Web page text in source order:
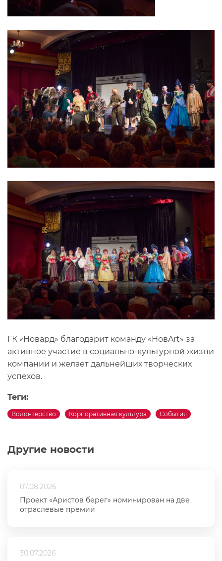
Другие новости
07.08.2026
Проект «Аристов берег» номинирован на две
отраслевые премии
30.07.2026
ГК «Новард» благодарит команду «НовArt» за
активное участие в социально-культурной жизни
компании и желает дальнейших творческих
успехов.
Теги:
Волонтерство Корпоративная культура События